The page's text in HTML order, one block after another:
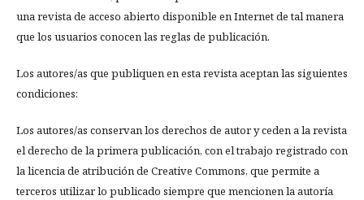
una revista de acceso abierto disponible en Internet de tal manera
que los usuarios conocen las reglas de publicación.
Los autores/as que publiquen en esta revista aceptan las siguientes
condiciones:
Los autores/as conservan los derechos de autor y ceden a la revista
el derecho de la primera publicación, con el trabajo registrado con
la licencia de atribución de Creative Commons, que permite a
terceros utilizar lo publicado siempre que mencionen la autoría